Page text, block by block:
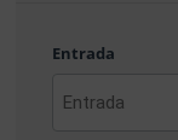
Entrada
AAAA